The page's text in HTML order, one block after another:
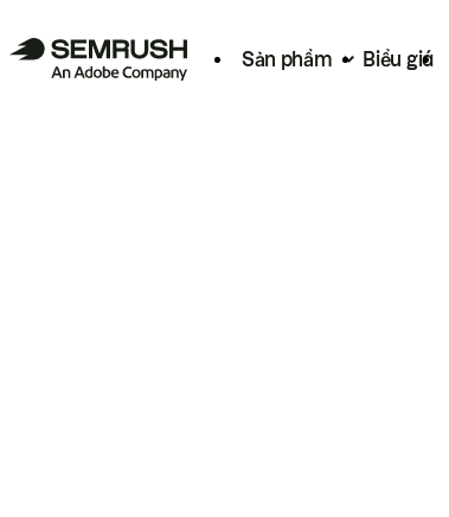
Sản phẩm Biểu giá